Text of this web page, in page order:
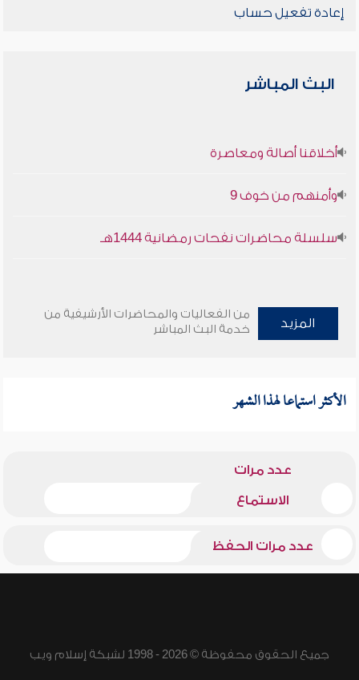
إعادة تفعيل حساب
البث المباشر
أخلاقنا أصالة ومعاصرة
وأمنهم من خوف 9
سلسلة محاضرات نفحات رمضانية 1444هـ
المزيد
من الفعاليات والمحاضرات الأرشيفية من
خدمة البث المباشر
الأكثر استماعا لهذا الشهر
عدد مرات
الاستماع
عدد مرات الحفظ
جميع الحقوق محفوظة © 2026 - 1998 لشبكة إسلام ويب